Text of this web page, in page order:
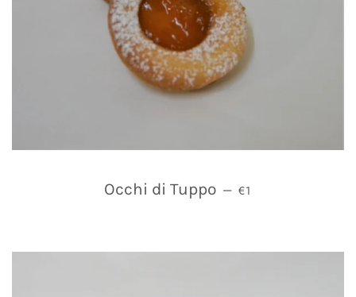
Occhi di Tuppo — PREZZO DI LISTINO
€1